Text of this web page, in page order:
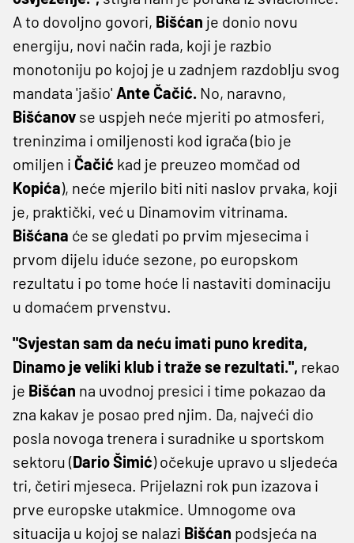
A to dovoljno govori, Bišćan je donio novu
energiju, novi način rada, koji je razbio
monotoniju po kojoj je u zadnjem razdoblju svog
mandata 'jašio' Ante Čačić. No, naravno,
Bišćanov se uspjeh neće mjeriti po atmosferi,
treninzima i omiljenosti kod igrača (bio je
omiljen i Čačić kad je preuzeo momčad od
Kopića), neće mjerilo biti niti naslov prvaka, koji
je, praktički, već u Dinamovim vitrinama.
Bišćana će se gledati po prvim mjesecima i
prvom dijelu iduće sezone, po europskom
rezultatu i po tome hoće li nastaviti dominaciju
u domaćem prvenstvu.
"Svjestan sam da neću imati puno kredita,
Dinamo je veliki klub i traže se rezultati.", rekao
je Bišćan na uvodnoj presici i time pokazao da
zna kakav je posao pred njim. Da, najveći dio
posla novoga trenera i suradnike u sportskom
sektoru (Dario Šimić) očekuje upravo u sljedeća
tri, četiri mjeseca. Prijelazni rok pun izazova i
prve europske utakmice. Umnogome ova
situacija u kojoj se nalazi Bišćan podsjeća na